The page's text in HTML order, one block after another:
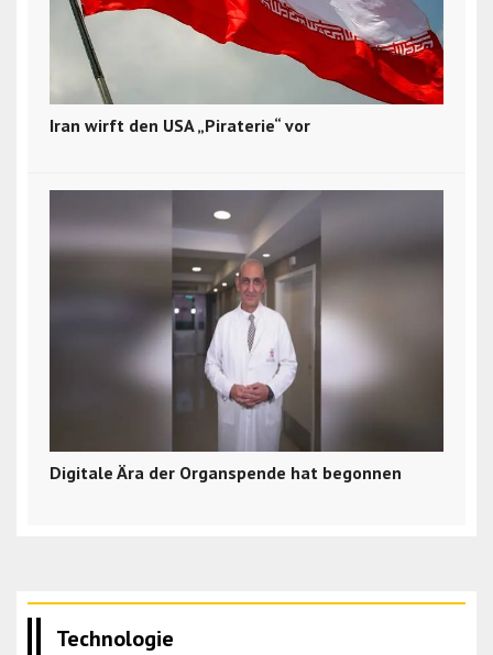
Iran wirft den USA „Piraterie“ vor
Digitale Ära der Organspende hat begonnen
Technologie